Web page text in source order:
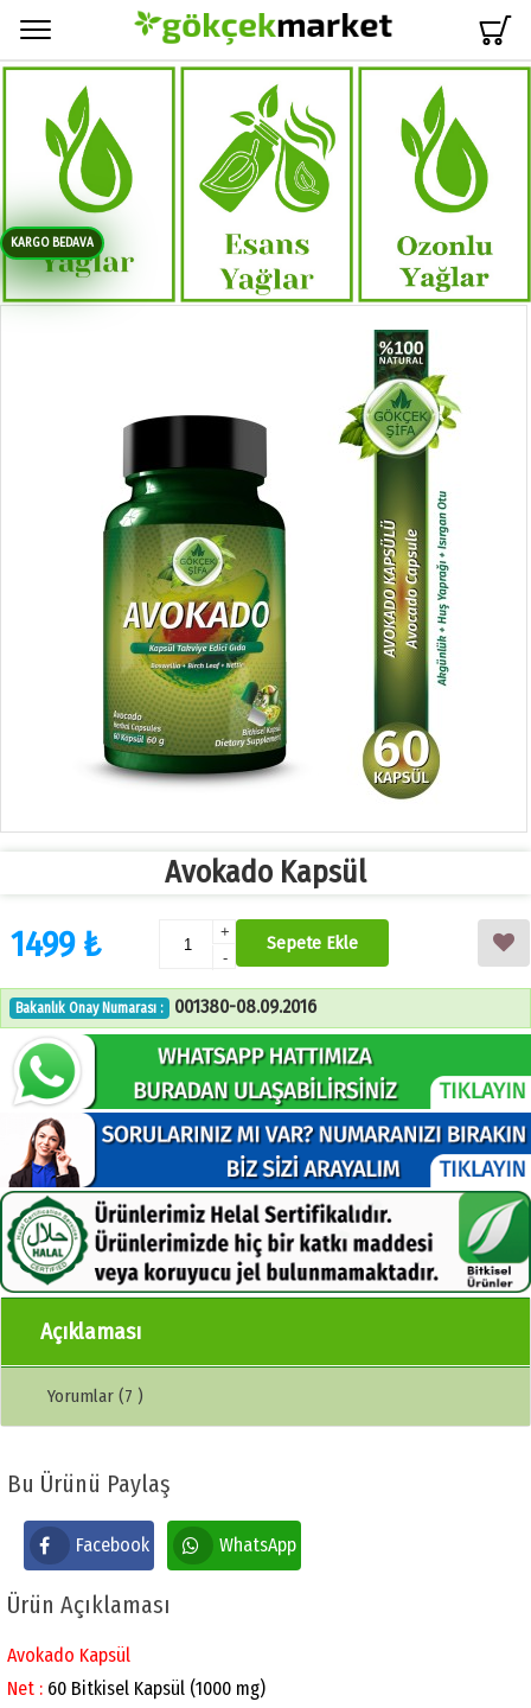
KARGO BEDAVA
Avokado Kapsül
1499 ₺
+
-
Sepete Ekle
Bakanlık Onay Numarası : 001380-08.09.2016
Açıklaması
Yorumlar (7 )
Bu Ürünü Paylaş
Facebook WhatsApp
Ürün Açıklaması
Avokado Kapsül
Net : 60 Bitkisel Kapsül (1000 mg)